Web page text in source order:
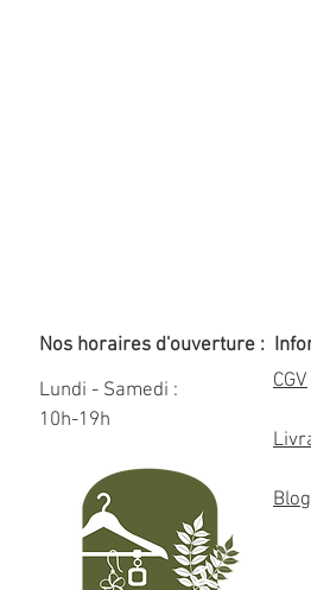
Nos horaires d'ouverture :
Lundi - Samedi :
10h-19h
CGV
Blog